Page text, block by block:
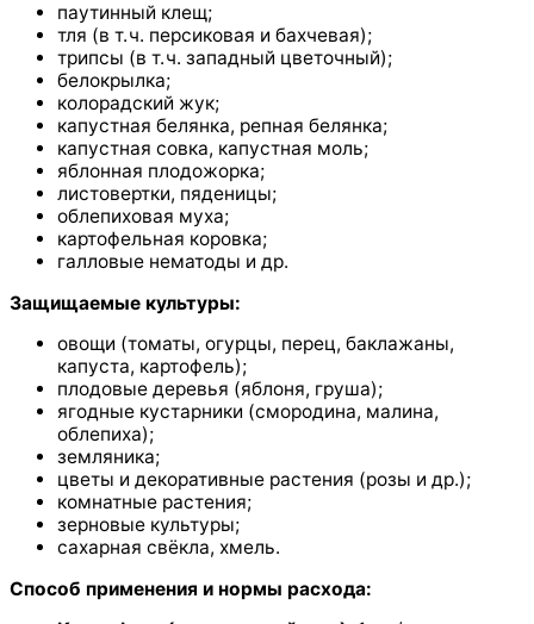
паутинный клещ;
тля (в т. ч. персиковая и бахчевая);
трипсы (в т. ч. западный цветочный);
белокрылка;
колорадский жук;
капустная белянка, репная белянка;
капустная совка, капустная моль;
яблонная плодожорка;
листовертки, пяденицы;
облепиховая муха;
картофельная коровка;
галловые нематоды и др.
Защищаемые культуры:
овощи (томаты, огурцы, перец, баклажаны,
капуста, картофель);
плодовые деревья (яблоня, груша);
ягодные кустарники (смородина, малина,
облепиха);
земляника;
цветы и декоративные растения (розы и др.);
комнатные растения;
зерновые культуры;
сахарная свёкла, хмель.
Способ применения и нормы расхода: